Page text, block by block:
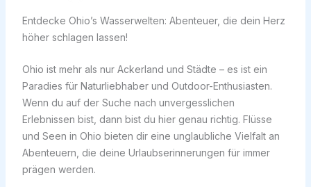
Entdecke Ohio’s Wasserwelten: Abenteuer, die dein Herz
höher schlagen lassen!
Ohio ist mehr als nur Ackerland und Städte – es ist ein
Paradies für Naturliebhaber und Outdoor-Enthusiasten.
Wenn du auf der Suche nach unvergesslichen
Erlebnissen bist, dann bist du hier genau richtig. Flüsse
und Seen in Ohio bieten dir eine unglaubliche Vielfalt an
Abenteuern, die deine Urlaubserinnerungen für immer
prägen werden.